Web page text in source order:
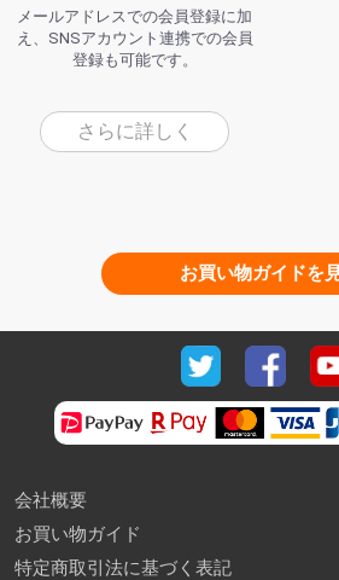
メールアドレスでの会員登録に加
え、SNSアカウント連携での会員
登録も可能です。
さらに詳しく
お買い物ガイドを
会社概要
お買い物ガイド
特定商取引法に基づく表記